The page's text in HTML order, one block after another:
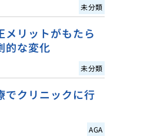
未分類
メリットがもたら
的な変化
未分類
でクリニックに行
AGA